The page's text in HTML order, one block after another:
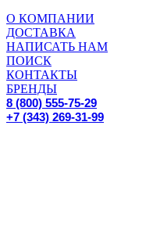
О КОМПАНИИ
ДОСТАВКА
НАПИСАТЬ НАМ
ПОИСК
КОНТАКТЫ
БРЕНДЫ
8 (800) 555-75-29
+7 (343) 269-31-99